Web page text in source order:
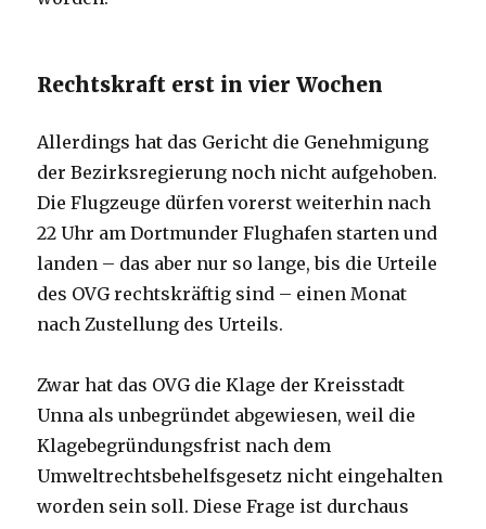
Rechtskraft erst in vier Wochen
Allerdings hat das Gericht die Genehmigung
der Bezirksregierung noch nicht aufgehoben.
Die Flugzeuge dürfen vorerst weiterhin nach
22 Uhr am Dortmunder Flughafen starten und
landen – das aber nur so lange, bis die Urteile
des OVG rechtskräftig sind – einen Monat
nach Zustellung des Urteils.
Zwar hat das OVG die Klage der Kreisstadt
Unna als unbegründet abgewiesen, weil die
Klagebegründungsfrist nach dem
Umweltrechtsbehelfsgesetz nicht eingehalten
worden sein soll. Diese Frage ist durchaus